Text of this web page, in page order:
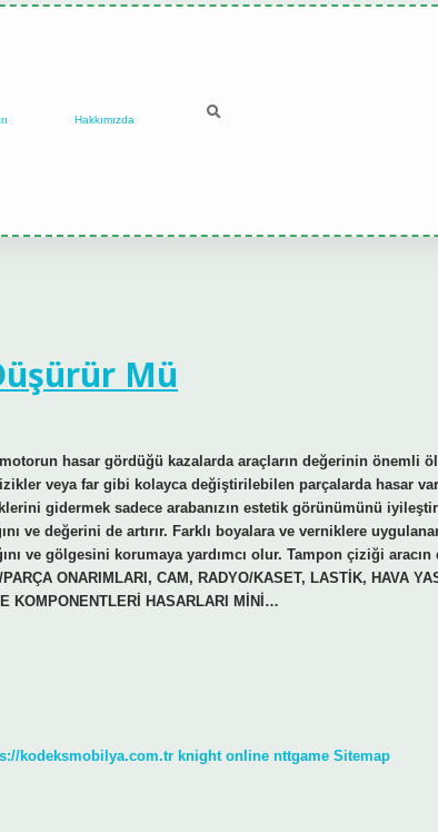
Hakkımızda
Mü
hasar gördüğü kazalarda araçların değerinin önemli
veya far gibi kolayca değiştirilebilen parçalarda hasar
gidermek sadece arabanızın estetik görünümünü
ve değerini de artırır. Farklı boyalara ve verniklere
ve gölgesini korumaya yardımcı olur. Tampon çiziği
ONARIMLARI, CAM, RADYO/KASET, LASTİK, HAVA
KOMPONENTLERİ HASARLARI MİNİ…
kodeksmobilya.com.tr knight online nttgame Sitemap